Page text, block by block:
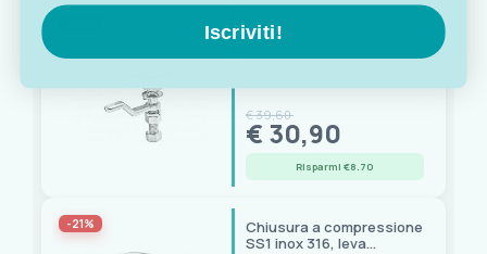
Chiusura a compressione
in acciaio inox 316 per
paglioli e boccaporti
€ 39,60
€ 30,90
Risparmi €8.70
-21%
Chiusura a compressione
SS1 inox 316, leva
Iscriviti!